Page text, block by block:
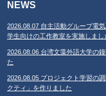
NEWS
2026.08.07 自主活動グループ電
学生向けの工作教室を実施しまし
2026.08.06 台湾文藻外語大学の
た
2026.08.05 プロジェクト学習の
クティ」を作りました